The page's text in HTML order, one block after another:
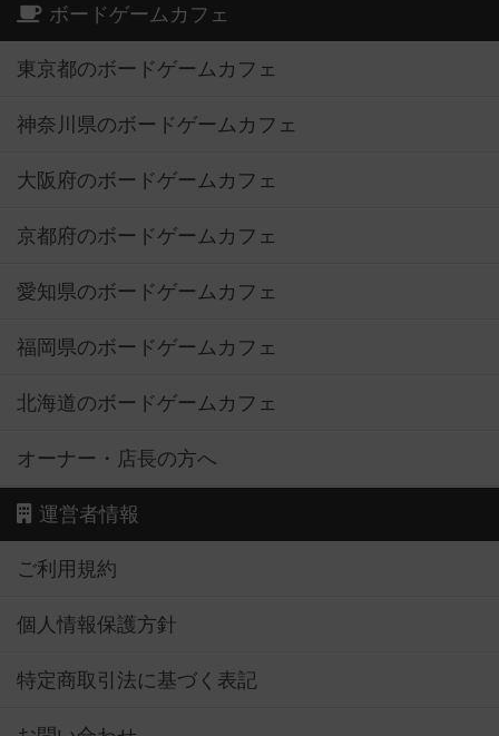
ボードゲームカフェ
東京都のボードゲームカフェ
神奈川県のボードゲームカフェ
大阪府のボードゲームカフェ
京都府のボードゲームカフェ
愛知県のボードゲームカフェ
福岡県のボードゲームカフェ
北海道のボードゲームカフェ
オーナー・店長の方へ
運営者情報
ご利用規約
個人情報保護方針
特定商取引法に基づく表記